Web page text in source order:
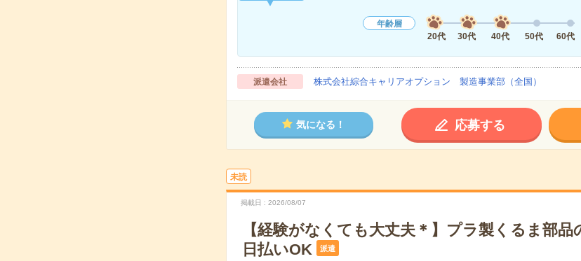
年齢層
20代
30代 40代 50代 60代
派遣会社 株式会社綜合キャリアオプション 製造事業部（全国）
気になる！ 応募する
未読
掲載日 2026/08/07
【経験がなくても大丈夫＊】プラ製くるま部
日払いOK
派遣